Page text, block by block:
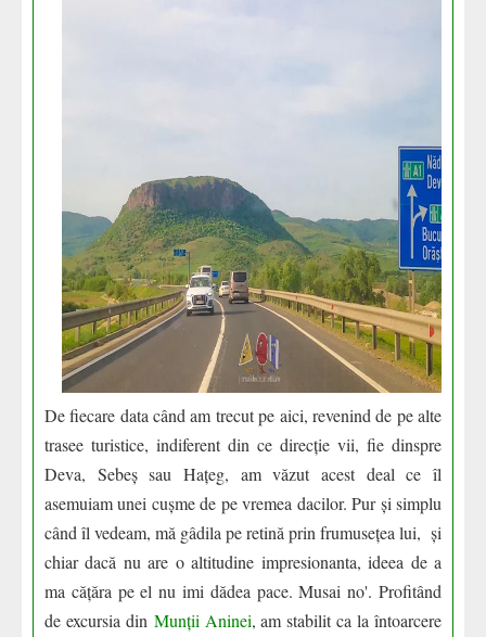
De fiecare data când am trecut pe aici, revenind de pe alte
trasee turistice, indiferent din ce direcție vii, fie dinspre
Deva, Sebeș sau Hațeg, am văzut acest deal ce îl
asemuiam unei cușme de pe vremea dacilor. Pur și simplu
când îl vedeam, mă gâdila pe retină prin frumusețea lui, și
chiar dacă nu are o altitudine impresionanta, ideea de a
ma cățăra pe el nu imi dădea pace. Musai no'. Profitând
de excursia din Munții Aninei, am stabilit ca la întoarcere